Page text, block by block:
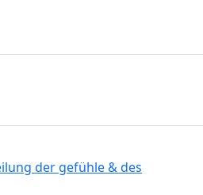
der gefühle & des